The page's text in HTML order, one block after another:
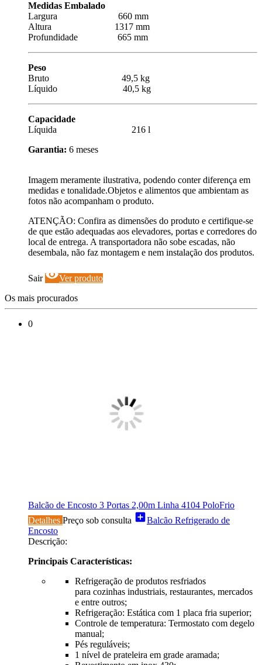
Medidas Embalado
Largura 660 mm
Altura 1317 mm
Profundidade 665 mm
Peso
Bruto 49,5 kg
Líquido 40,5 kg
Capacidade
Líquida 216 l
Garantia: 6 meses
Imagem meramente ilustrativa, podendo conter diferença em
medidas e tonalidade.Objetos e alimentos que ambientam as
fotos não acompanham o produto.
ATENÇÃO: Confira as dimensões do produto e certifique-se
de que estão adequadas aos elevadores, portas e corredores do
local de entrega. A transportadora não sobe escadas, não
desembala, não faz montagem e nem instalação dos produtos.
Sair visibilityVer produto
Os mais procurados
0
Balcão de Encosto 3 Portas 2,00m Linha 4104 PoloFrio
Detalhes Preço sob consulta add_boxBalcão Refrigerado de
Encosto
Descrição:
Principais Características:
Refrigeração de produtos resfriados
para cozinhas industriais, restaurantes, mercados
e entre outros;
Refrigeração: Estática com 1 placa fria superior;
Controle de temperatura: Termostato com degelo
manual;
Pés reguláveis;
1 nível de prateleira em grade aramada;